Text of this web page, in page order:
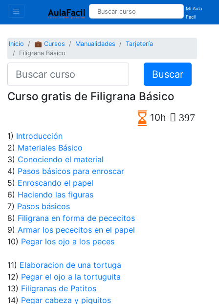
Mi Aula
Facil
Inicio 💼 Cursos Manualidades
Tarjetería
Filigrana Básico
Buscar
Curso gratis de Filigrana Básico
10h 397
1) Introducción
2) Materiales Básico
3) Conociendo el material
4) Pasos básicos para enroscar
5) Enroscando el papel
6) Haciendo las figuras
7) Pasos básicos
8) Filigrana en forma de pececitos
9) Armar los pececitos en el papel
10) Pegar los ojo a los peces
11) Elaboracion de una tortuga
12) Pegar el ojo a la tortuguita
13) Filigranas de Patitos
14) Pegar cabeza y piquitos